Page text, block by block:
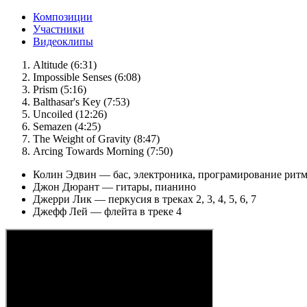
Композиции
Участники
Видеоклипы
Altitude (6:31)
Impossible Senses (6:08)
Prism (5:16)
Balthasar's Key (7:53)
Uncoiled (12:26)
Semazen (4:25)
The Weight of Gravity (8:47)
Arcing Towards Morning (7:50)
Колин Эдвин — бас, электроника, програмирование
Джон Дюрант — гитары, пианино
Джерри Лик — перкусия в треках 2, 3, 4, 5, 6, 7
Джефф Лей — флейта в треке 4